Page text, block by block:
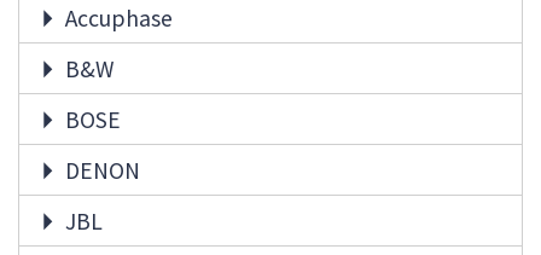
Accuphase
B&W
BOSE
DENON
JBL